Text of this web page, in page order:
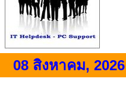
08 สิงหาคม, 2026